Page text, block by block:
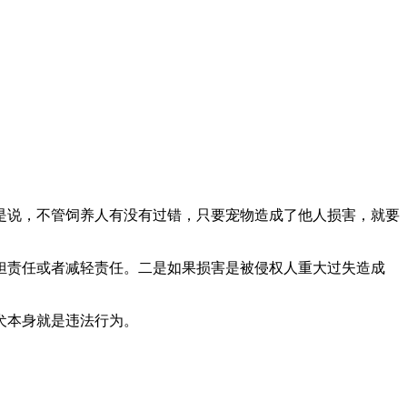
，不管饲养人有没有过错，只要宠物造成了他人损害，就要
任或者减轻责任。二是如果损害是被侵权人重大过失造成
身就是违法行为。